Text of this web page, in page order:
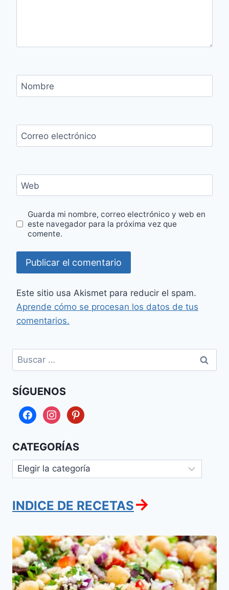
Nombre
Correo electrónico
Web
Guarda mi nombre, correo electrónico y web en
este navegador para la próxima vez que
comente.
Este sitio usa Akismet para reducir el spam.
Aprende cómo se procesan los datos de tus
comentarios.
Buscar:
SÍGUENOS
facebookinstagrampinterest
CATEGORÍAS
Categorías
INDICE DE RECETAS→
Cuscus
Mediterraneo